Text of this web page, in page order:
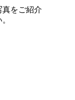
をご紹介